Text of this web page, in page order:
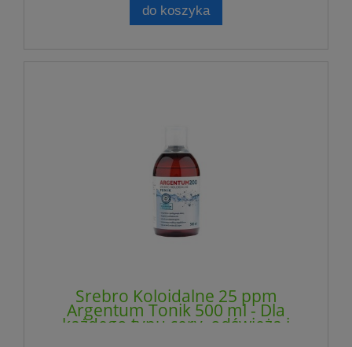
do koszyka
Srebro Koloidalne 25 ppm
Argentum Tonik 500 ml - Dla
każdego typu cery, odświeża i